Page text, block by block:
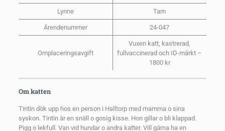
Lynne Tam
Ärendenummer 24-047
Omplaceringsavgift
Vuxen katt, kastrerad,
fullvaccinerad och ID-märkt –
1800 kr
Om katten
Tintin dök upp hos en person i Halltorp med mamma o sina
syskon. Tintin är en snäll o gosig kisse. Hon gillar o bli klappad.
Pigg o lekfull. Van vid hundar o andra katter. Vill gärna ha en